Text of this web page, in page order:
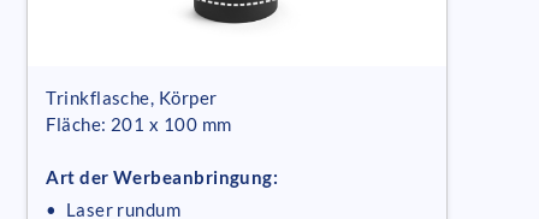
Trinkflasche, Körper
Fläche: 201 x 100 mm
Art der Werbeanbringung:
• Laser rundum